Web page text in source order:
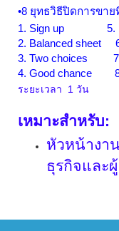
•8 ยุทธวิธีปิดการขาย
1. Sign up 5.
2. Balanced sheet
3. Two choices 7
4. Good chance
ระยะเวลา 1 วัน
เหมาะสำหรับ:
หัวหน้างา
ธุรกิจและ